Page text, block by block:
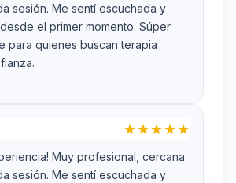
sesión. Me sentí escuchada y
el primer momento. Súper
para quienes buscan terapia
★★★★★
Muy profesional, cercana
sesión. Me sentí escuchada y